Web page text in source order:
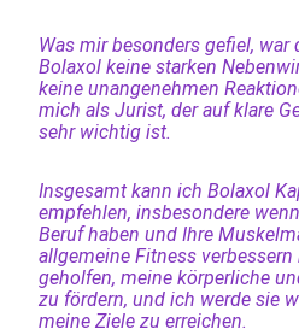
Was mir besonders gefiel, war
Bolaxol keine starken
keine unangenehmen
mich als Jurist, der auf klare
sehr wichtig ist.
Insgesamt kann ich Bolaxol
empfehlen, insbesondere
Beruf haben und Ihre
allgemeine Fitness
geholfen, meine körperliche
zu fördern, und ich werde sie
meine Ziele zu erreichen.